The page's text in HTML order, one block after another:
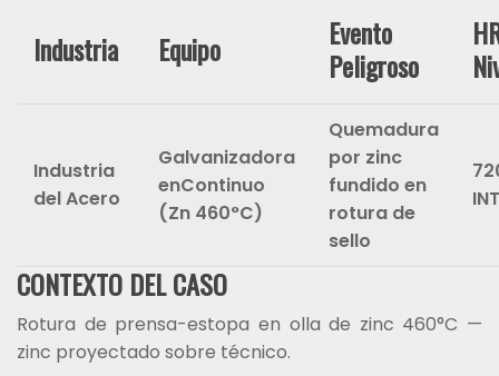
Industria
Equipo
Evento
Peligroso
Industria
del Acero
Galvanizadora
enContinuo
(Zn 460°C)
Quemadura
por zinc
fundido en
rotura de
sello
CONTEXTO DEL CASO
Rotura de prensa-estopa en olla de zinc 460°C —
zinc proyectado sobre técnico.